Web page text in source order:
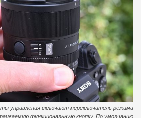
управления включают переключатель режима
функциональную кнопку. По умолчанию